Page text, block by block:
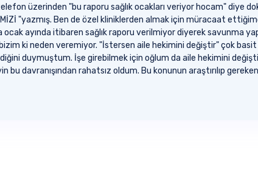
üzerinden "bu raporu sağlık ocakları veriyor hocam" diye
"yazmış. Ben de özel kliniklerden almak için müracaat
ayında itibaren sağlık raporu verilmiyor diyerek savunma
ki neden veremiyor. "İstersen aile hekimini değiştir" çok
duymuştum. İşe girebilmek için oğlum da aile hekimini
bu davranışından rahatsız oldum. Bu konunun araştırılıp